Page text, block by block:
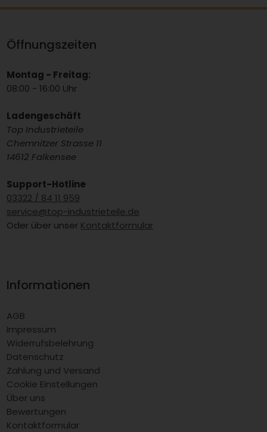
Öffnungszeiten
Montag - Freitag:
08:00 - 16:00 Uhr
Ladengeschäft
Top Industrieteile
Chemnitzer Strasse 11
14612 Falkensee
Support-Hotline
03322 / 84 11 959
service@top-industrieteile.de
Oder über unser Kontaktformular
Informationen
AGB
Impressum
Widerrufsbelehrung
Datenschutz
Zahlung und Versand
Cookie Einstellungen
Über uns
Bewertungen
Kontaktformular